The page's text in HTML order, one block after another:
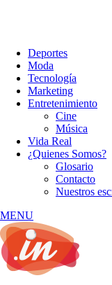
Deportes
Moda
Tecnología
Marketing
Entretenimiento
Cine
Música
Vida Real
¿Quienes Somos?
Glosario
Contacto
Nuestros
MENU